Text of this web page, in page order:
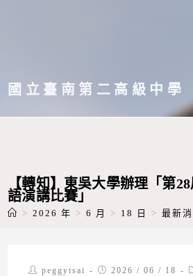
主國立臺南第二高級中學
【轉知】東吳大學辦理「第
語演講比賽」
> 2026 年 > 6 月 > 18 日 > 最新
Postpeggytsai
Post2026 / 06 / 18